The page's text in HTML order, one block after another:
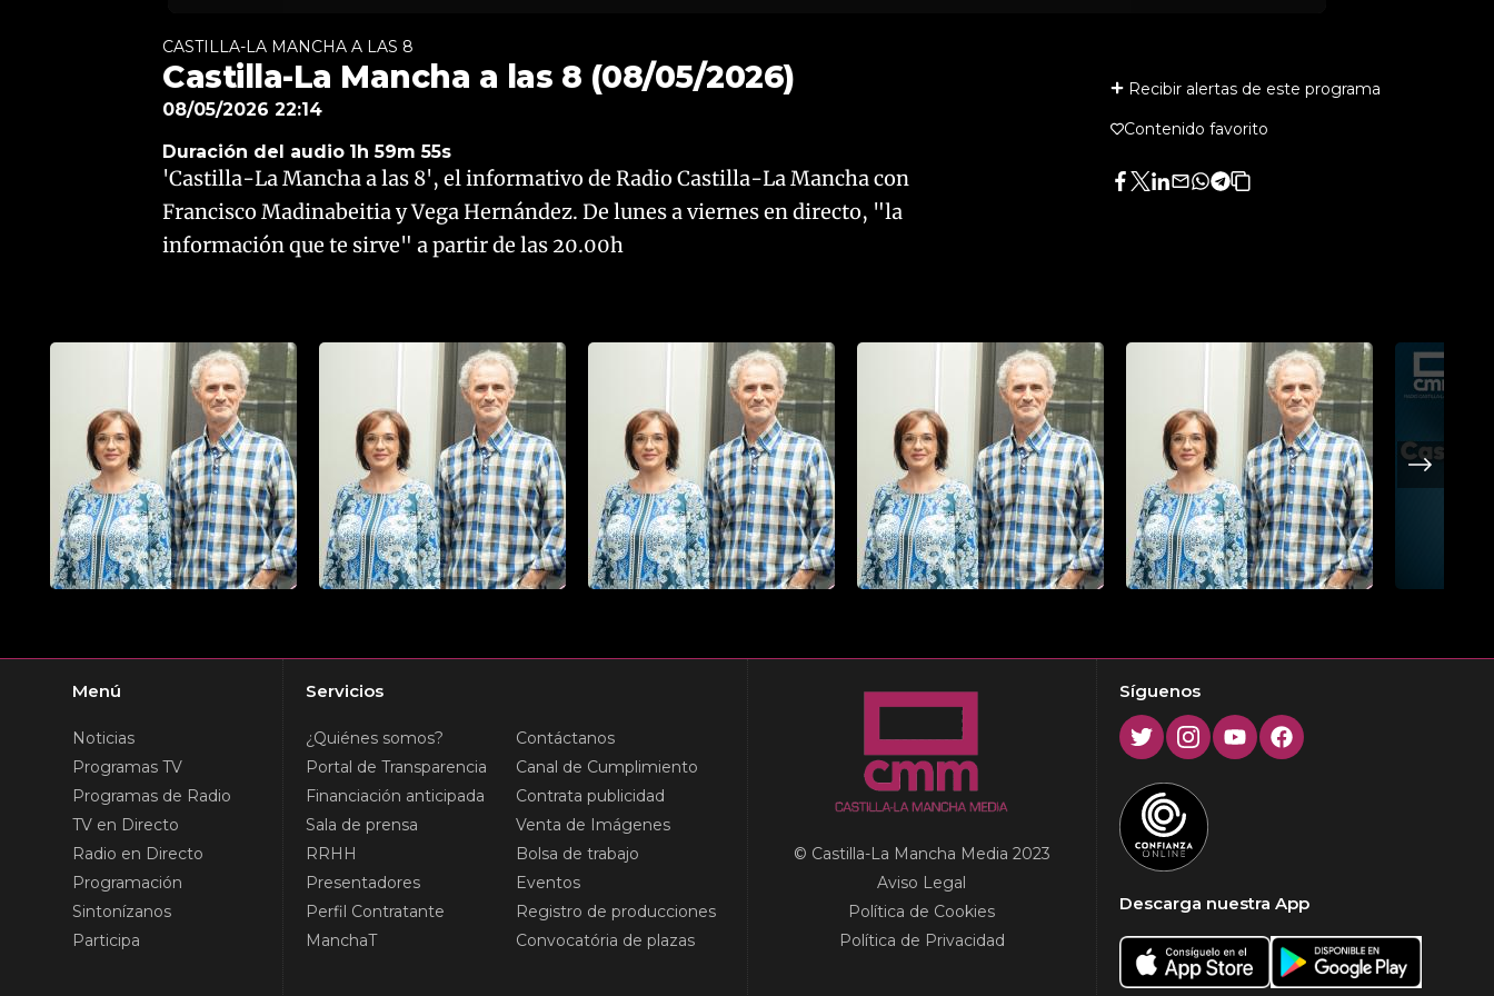
CASTILLA-LA MANCHA A LAS 8
Castilla-La Mancha a las 8 (08/05/2026)
08/05/2026 22:14
Duración del audio 1h 59m 55s
'Castilla-La Mancha a las 8', el informativo de Radio Castilla-La Mancha con
Francisco Madinabeitia y Vega Hernández. De lunes a viernes en directo, "la
información que te sirve" a partir de las 20.00h
Recibir alertas de este programa
Contenido favorito
Facebook
Twitter
LinkedIn
Enviar
Whatsapp
Telegram
Copiar
Menú
Noticias
Programas TV
Programas de Radio
TV en Directo
Radio en Directo
Programación
Sintonízanos
Participa
Servicios
¿Quiénes somos?
Portal de Transparencia
Financiación anticipada
Sala de prensa
RRHH
Presentadores
Perfil Contratante
ManchaT
Contáctanos
Canal de Cumplimiento
Contrata publicidad
Venta de Imágenes
Bolsa de trabajo
Eventos
Registro de producciones
Convocatória de plazas
© Castilla-La Mancha Media 2023
Aviso Legal
Política de Cookies
Política de Privacidad
Síguenos
TwitterInstagram
YoutubeFacebook
Descarga nuestra App